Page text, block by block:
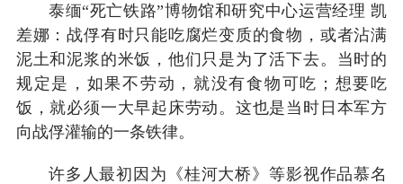
泰缅“死亡铁路”博物馆和研究中心运营经理 凯
差娜：战俘有时只能吃腐烂变质的食物，或者沾满
泥土和泥浆的米饭，他们只是为了活下去。当时的
规定是，如果不劳动，就没有食物可吃；想要吃
饭，就必须一大早起床劳动。这也是当时日本军方
向战俘灌输的一条铁律。
许多人最初因为《桂河大桥》等影视作品慕名